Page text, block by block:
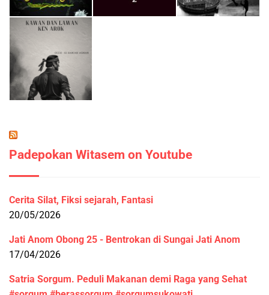
Padepokan Witasem on Youtube
Cerita Silat, Fiksi sejarah, Fantasi
20/05/2026
Jati Anom Obong 25 - Bentrokan di Sungai Jati Anom
17/04/2026
Satria Sorgum. Peduli Makanan demi Raga yang Sehat